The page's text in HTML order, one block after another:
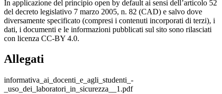
In applicazione del principio open by default ai sensi dell’articolo 52
del decreto legislativo 7 marzo 2005, n. 82 (CAD) e salvo dove
diversamente specificato (compresi i contenuti incorporati di terzi), i
dati, i documenti e le informazioni pubblicati sul sito sono rilasciati
con licenza CC-BY 4.0.
Allegati
informativa_ai_docenti_e_agli_studenti_-
_uso_dei_laboratori_in_sicurezza__1.pdf